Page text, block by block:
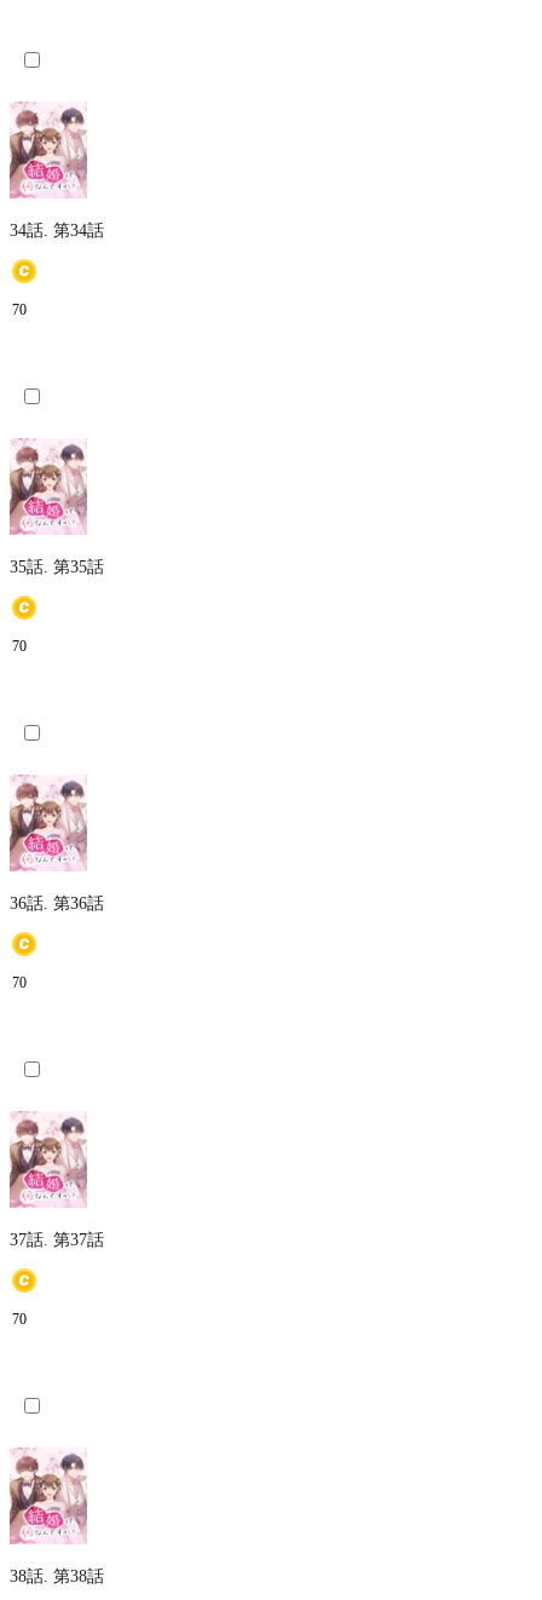
34話. 第34話
70
35話. 第35話
70
36話. 第36話
70
37話. 第37話
70
38話. 第38話